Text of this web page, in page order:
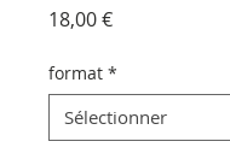
18,00 €Prix
format *